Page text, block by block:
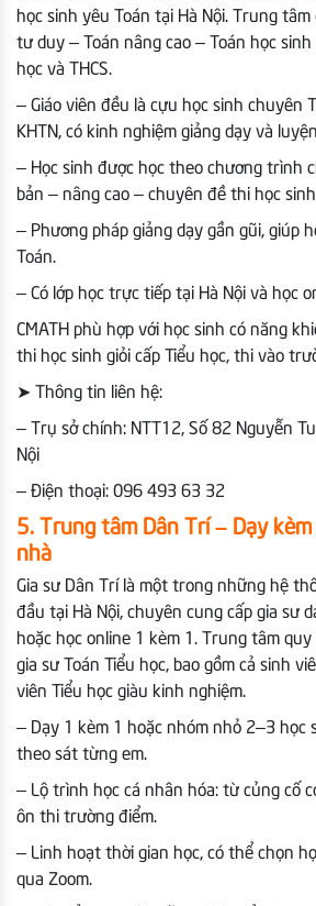
học sinh yêu Toán tại Hà Nội. Trung
tư duy – Toán nâng cao – Toán học sinh
học và THCS.
– Giáo viên đều là cựu học sinh chuyên
KHTN, có kinh nghiệm giảng dạy và
– Học sinh được học theo chương trình
bản – nâng cao – chuyên đề thi học
– Phương pháp giảng dạy gần gũi, giúp
Toán.
– Có lớp học trực tiếp tại Hà Nội và học
CMATH phù hợp với học sinh có năng
thi học sinh giỏi cấp Tiểu học, thi vào
➤ Thông tin liên hệ:
– Trụ sở chính: NTT12, Số 82 Nguyễn
Nội
– Điện thoại: 096 493 63 32
5. Trung tâm Dân Trí – Dạy
nhà
Gia sư Dân Trí là một trong những hệ
đầu tại Hà Nội, chuyên cung cấp gia sư
hoặc học online 1 kèm 1. Trung tâm
gia sư Toán Tiểu học, bao gồm cả sinh
viên Tiểu học giàu kinh nghiệm.
– Dạy 1 kèm 1 hoặc nhóm nhỏ 2–3 học
theo sát từng em.
– Lộ trình học cá nhân hóa: từ củng cố
ôn thi trường điểm.
– Linh hoạt thời gian học, có thể chọn
qua Zoom.